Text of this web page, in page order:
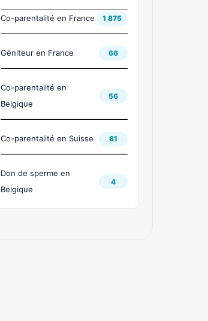
Co-parentalité en France 1 875
Géniteur en France 66
Co-parentalité en
Belgique
56
Co-parentalité en Suisse 61
Don de sperme en
Belgique
4